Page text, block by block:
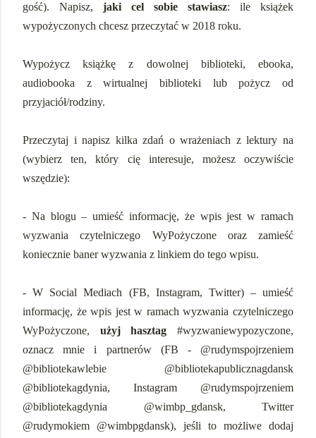
gość). Napisz, jaki cel sobie stawiasz: ile książek
wypożyczonych chcesz przeczytać w 2018 roku.
Wypożycz książkę z dowolnej biblioteki, ebooka,
audiobooka z wirtualnej biblioteki lub pożycz od
przyjaciół/rodziny.
Przeczytaj i napisz kilka zdań o wrażeniach z lektury na
(wybierz ten, który cię interesuje, możesz oczywiście
wszędzie):
- Na blogu – umieść informację, że wpis jest w ramach
wyzwania czytelniczego WyPożyczone oraz zamieść
koniecznie baner wyzwania z linkiem do tego wpisu.
- W Social Mediach (FB, Instagram, Twitter) – umieść
informację, że wpis jest w ramach wyzwania czytelniczego
WyPożyczone, użyj hasztag #wyzwaniewypozyczone,
oznacz mnie i partnerów (FB - @rudymspojrzeniem
@bibliotekawlebie @bibliotekapublicznagdansk
@bibliotekagdynia, Instagram @rudymspojrzeniem
@bibliotekagdynia @wimbp_gdansk, Twitter
@rudymokiem @wimbpgdansk), jeśli to możliwe dodaj